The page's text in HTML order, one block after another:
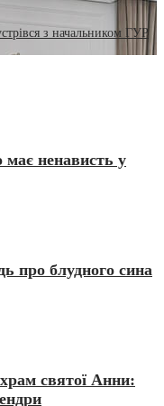
з начальником ГУР
ненависть у
про блудного сина
святої Анни: